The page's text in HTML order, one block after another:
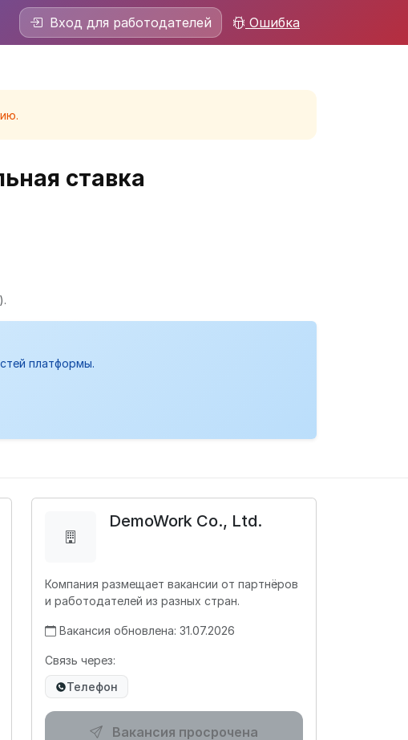
Вход для работодателей Ошибка
ставка
платформы.
DemoWork Co., Ltd.
Компания размещает вакансии от партнёров
и работодателей из разных стран.
Вакансия обновлена: 31.07.2026
Связь через:
Телефон
Вакансия просрочена